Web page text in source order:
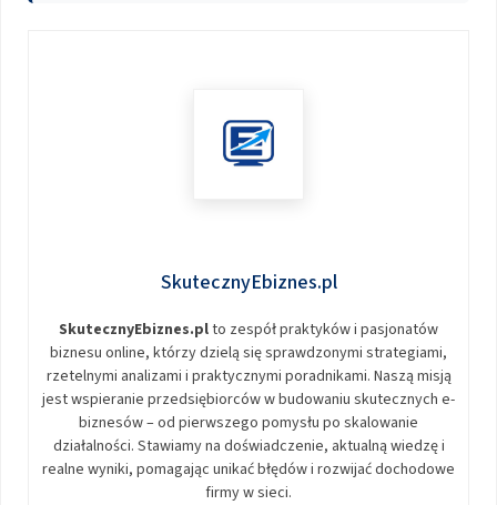
SkutecznyEbiznes.pl
SkutecznyEbiznes.plto zespół praktyków i pasjonatów
biznesu online, którzy dzielą się sprawdzonymi strategiami,
rzetelnymi analizami i praktycznymi poradnikami. Naszą misją
jest wspieranie przedsiębiorców w budowaniu skutecznych e-
biznesów – od pierwszego pomysłu po skalowanie
działalności. Stawiamy na doświadczenie, aktualną wiedzę i
realne wyniki, pomagając unikać błędów i rozwijać dochodowe
firmy w sieci.